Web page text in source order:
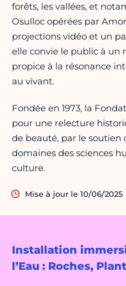
Installation
l’Eau : Roches,
forêts, les vallées, et
Osulloc opérées par
projections vidéo et un
elle convie le public à
propice à la résonance
au vivant.
Fondée en 1973, la
pour une relecture
de beauté, par le soutien
domaines des sciences
culture.
Mise à jour le 10/06/2025